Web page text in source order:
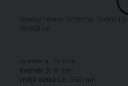
klínový řemen SPZ0950, 10x950 Lp,
10x963 Le
rozměr a:
10 mm
Rozměr S:
8 mm
vnější délka Le:
963 mm